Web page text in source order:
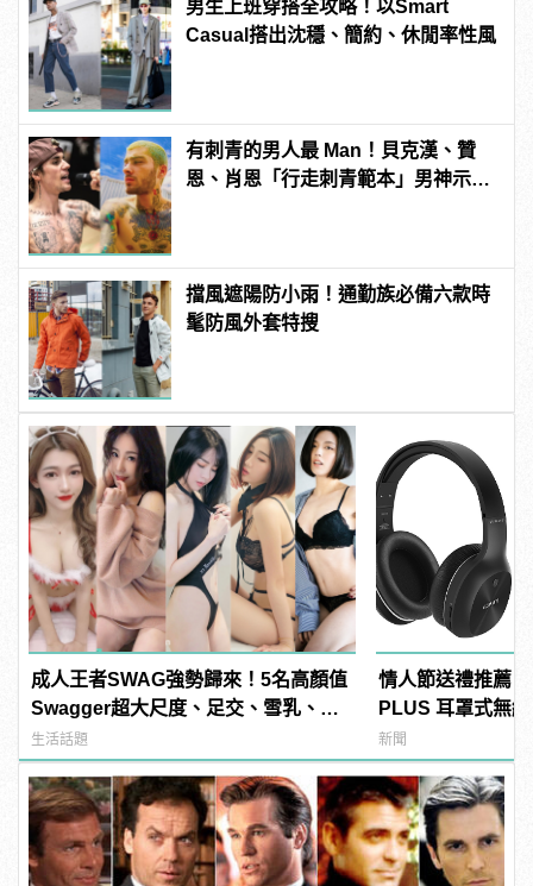
男生上班穿搭全攻略！以Smart
Casual搭出沈穩、簡約、休閒率性風
有刺青的男人最 Man！貝克漢、贊
恩、肖恩「行走刺青範本」男神示
擋風遮陽防小雨！通勤族必備六款時
髦防風外套特搜
成人王者SWAG強勢歸來！5名高顏值
Swagger超大尺度、足交、雪乳、粉
紅海鮮通通有，親自教你人與人的連
結！ | manfashion這樣變型男
生活話題
情人節送禮推薦
PLUS 耳罩式無
傾訴甜言蜜語
新聞